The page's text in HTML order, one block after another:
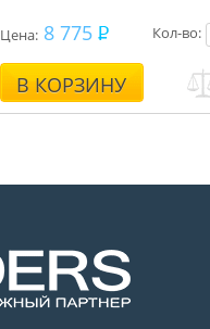
Цена: 8 775
В КОРЗИНУ
Кол-во: